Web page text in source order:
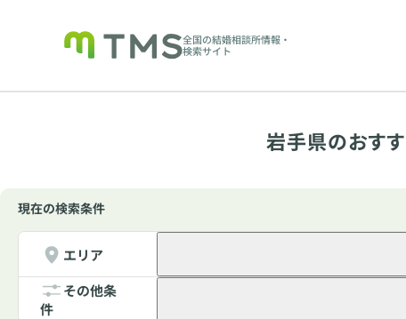
全国の結婚相談所情報・
検索サイト
岩手県のおす
現在の検索条件
エリア
その他条
件